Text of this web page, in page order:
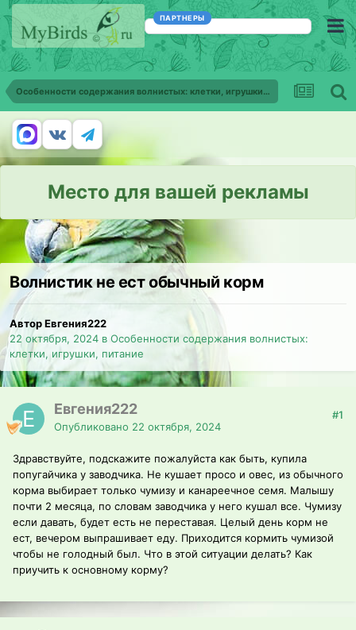
ПАРТНЕРЫ
Особенности содержания волнистых: клетки, игрушки, питание
Место для вашей рекламы
Волнистик не ест обычный корм
Автор Евгения222
22 октября, 2024 в Особенности содержания волнистых:
клетки, игрушки, питание
Евгения222
Опубликовано 22 октября, 2024
#1
Здравствуйте, подскажите пожалуйста как быть, купила
попугайчика у заводчика. Не кушает просо и овес, из обычного
корма выбирает только чумизу и канареечное семя. Малышу
почти 2 месяца, по словам заводчика у него кушал все. Чумизу
если давать, будет есть не переставая. Целый день корм не
ест, вечером выпрашивает еду. Приходится кормить чумизой
чтобы не голодный был. Что в этой ситуации делать? Как
приучить к основному корму?